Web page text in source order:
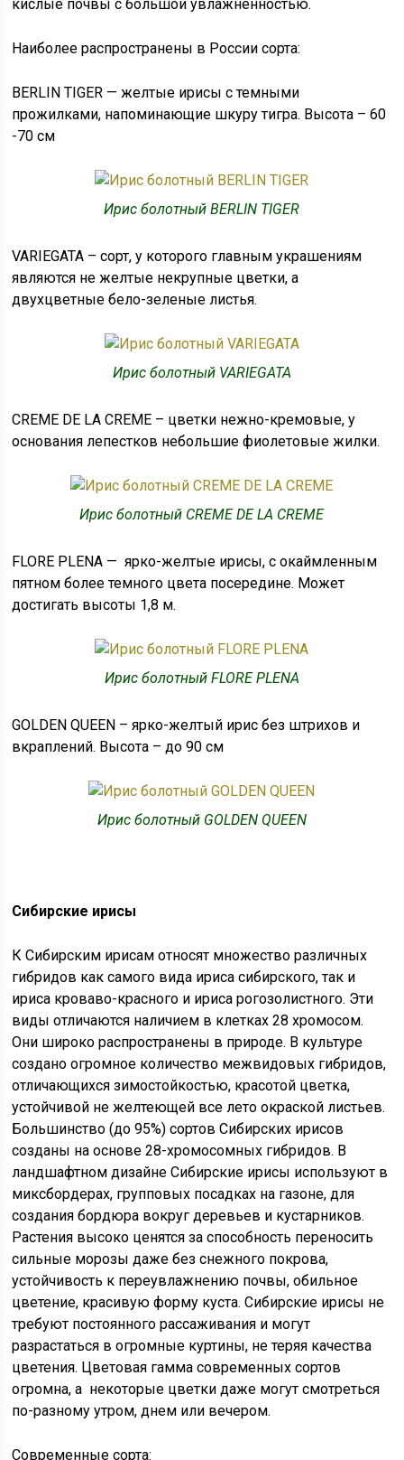
кислые почвы с большой увлажненностью.
Наиболее распространены в России сорта:
BERLIN TIGER — желтые ирисы с темными
прожилками, напоминающие шкуру тигра. Высота – 60
-70 см
Ирис болотный BERLIN TIGER
VARIEGATA – сорт, у которого главным украшениям
являются не желтые некрупные цветки, а
двухцветные бело-зеленые листья.
Ирис болотный VARIEGATA
CREME DE LA CREME – цветки нежно-кремовые, у
основания лепестков небольшие фиолетовые жилки.
Ирис болотный CREME DE LA CREME
FLORE PLENA — ярко-желтые ирисы, с окаймленным
пятном более темного цвета посередине. Может
достигать высоты 1,8 м.
Ирис болотный FLORE PLENA
GOLDEN QUEEN – ярко-желтый ирис без штрихов и
вкраплений. Высота – до 90 см
Ирис болотный GOLDEN QUEEN
Сибирские ирисы
К Сибирским ирисам относят множество различных
гибридов как самого вида ириса сибирского, так и
ириса кроваво-красного и ириса рогозолистного. Эти
виды отличаются наличием в клетках 28 хромосом.
Они широко распространены в природе. В культуре
создано огромное количество межвидовых гибридов,
отличающихся зимостойкостью, красотой цветка,
устойчивой не желтеющей все лето окраской листьев.
Большинство (до 95%) сортов Сибирских ирисов
созданы на основе 28-хромосомных гибридов. В
ландшафтном дизайне Сибирские ирисы используют в
миксбордерах, групповых посадках на газоне, для
создания бордюра вокруг деревьев и кустарников.
Растения высоко ценятся за способность переносить
сильные морозы даже без снежного покрова,
устойчивость к переувлажнению почвы, обильное
цветение, красивую форму куста. Сибирские ирисы не
требуют постоянного рассаживания и могут
разрастаться в огромные куртины, не теряя качества
цветения. Цветовая гамма современных сортов
огромна, а некоторые цветки даже могут смотреться
по-разному утром, днем или вечером.
Современные сорта: